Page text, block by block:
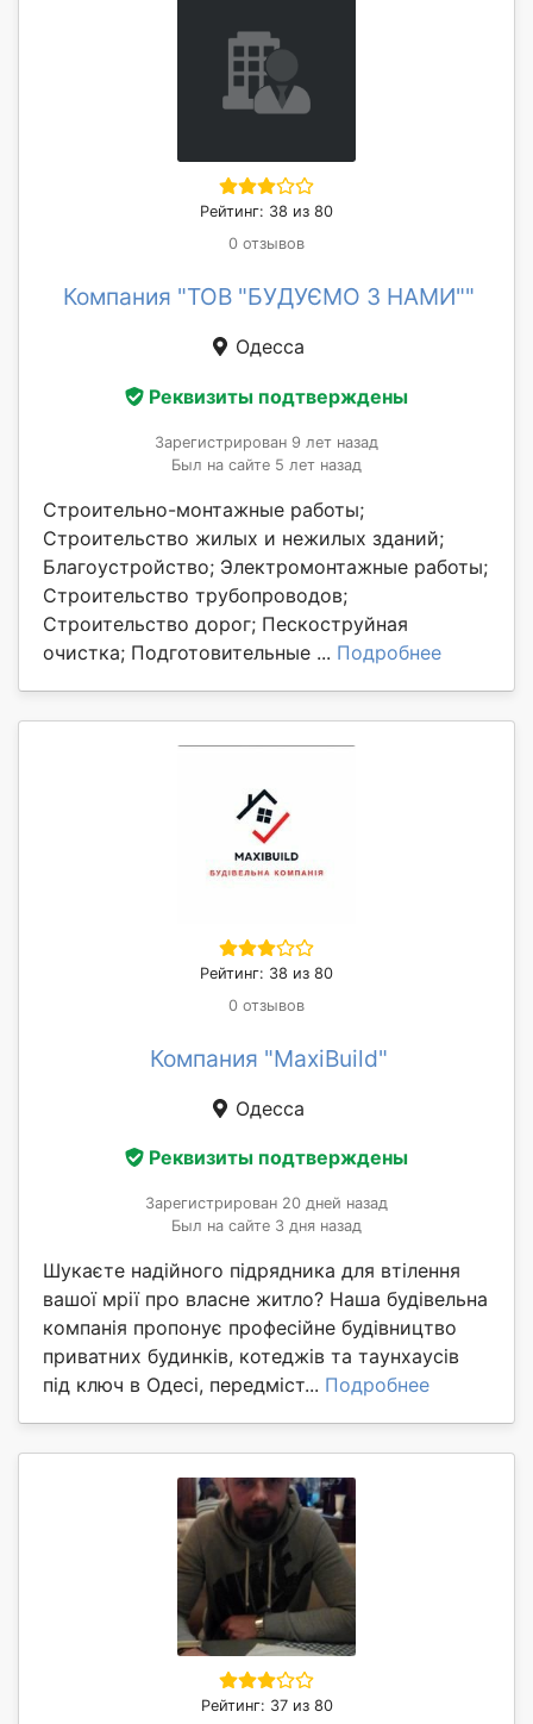
Рейтинг: 38 из 80
0 отзывов
Компания "ТОВ "БУДУЄМО З НАМИ""
Одесса
Реквизиты подтверждены
Зарегистрирован 9 лет назад
Был на сайте 5 лет назад
Строительно-монтажные работы;
Строительство жилых и нежилых зданий;
Благоустройство; Электромонтажные работы;
Строительство трубопроводов;
Строительство дорог; Пескоструйная
очистка; Подготовительные ... Подробнее
Рейтинг: 38 из 80
0 отзывов
Компания "MaxiBuild"
Одесса
Реквизиты подтверждены
Зарегистрирован 20 дней назад
Был на сайте 3 дня назад
Шукаєте надійного підрядника для втілення
вашої мрії про власне житло? Наша будівельна
компанія пропонує професійне будівництво
приватних будинків, котеджів та таунхаусів
під ключ в Одесі, передміст... Подробнее
Рейтинг: 37 из 80